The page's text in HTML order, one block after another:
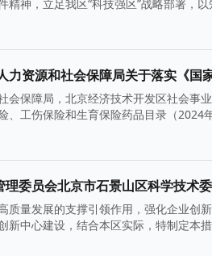
精神，立足我区“科技强区”战略部署，
会保障局，北京经济技术开发区社会事
、工伤保险和生育保险药品目录（
质量发展的支撑引领作用，强化企业创
新中心建设，结合本区实际，特制定本